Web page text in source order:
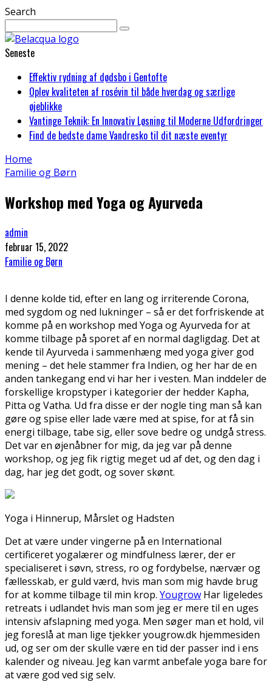
Search
Seneste
Effektiv rydning af dødsbo i Gentofte
Oplev kvaliteten af rosévin til både hverdag og særlige
øjeblikke
Vantinge Teknik: En Innovativ Løsning til Moderne Udfordringer
Find de bedste dame Vandresko til dit næste eventyr
Home
Familie og Børn
Workshop med Yoga og Ayurveda
admin
februar 15, 2022
Familie og Børn
I denne kolde tid, efter en lang og irriterende Corona,
med sygdom og ned lukninger – så er det forfriskende at
komme på en workshop med Yoga og Ayurveda for at
komme tilbage på sporet af en normal dagligdag. Det at
kende til Ayurveda i sammenhæng med yoga giver god
mening – det hele stammer fra Indien, og her har de en
anden tankegang end vi har her i vesten. Man inddeler de
forskellige kropstyper i kategorier der hedder Kapha,
Pitta og Vatha. Ud fra disse er der nogle ting man så kan
gøre og spise eller lade være med at spise, for at få sin
energi tilbage, tabe sig, eller sove bedre og undgå stress.
Det var en øjenåbner for mig, da jeg var på denne
workshop, og jeg fik rigtig meget ud af det, og den dag i
dag, har jeg det godt, og sover skønt.
Yoga i Hinnerup, Mårslet og Hadsten
Det at være under vingerne på en International
certificeret yogalærer og mindfulness lærer, der er
specialiseret i søvn, stress, ro og fordybelse, nærvær og
fællesskab, er guld værd, hvis man som mig havde brug
for at komme tilbage til min krop. Yougrow Har ligeledes
retreats i udlandet hvis man som jeg er mere til en uges
intensiv afslapning med yoga. Men søger man et hold, vil
jeg foreslå at man lige tjekker yougrow.dk hjemmesiden
ud, og ser om der skulle være en tid der passer ind i ens
kalender og niveau. Jeg kan varmt anbefale yoga bare for
at være god ved sig selv.